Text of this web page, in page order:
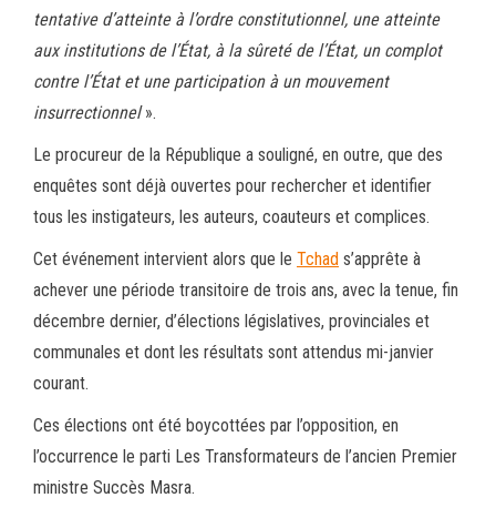
tentative d’atteinte à l’ordre constitutionnel, une atteinte
aux institutions de l’État, à la sûreté de l’État, un complot
contre l’État et une participation à un mouvement
insurrectionnel».
Le procureur de la République a souligné, en outre, que des
enquêtes sont déjà ouvertes pour rechercher et identifier
tous les instigateurs, les auteurs, coauteurs et complices.
Cet événement intervient alors que le Tchad s’apprête à
achever une période transitoire de trois ans, avec la tenue, fin
décembre dernier, d’élections législatives, provinciales et
communales et dont les résultats sont attendus mi-janvier
courant.
Ces élections ont été boycottées par l’opposition, en
l’occurrence le parti Les Transformateurs de l’ancien Premier
ministre Succès Masra.